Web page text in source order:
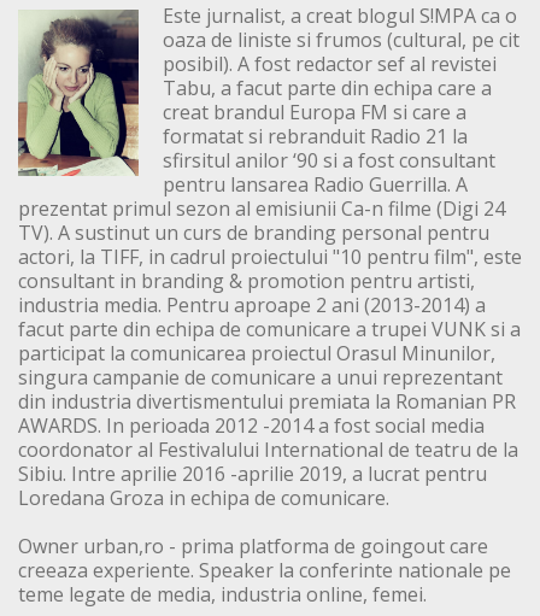
Este jurnalist, a creat blogul S!MPA ca o
oaza de liniste si frumos (cultural, pe cit
posibil). A fost redactor sef al revistei
Tabu, a facut parte din echipa care a
creat brandul Europa FM si care a
formatat si rebranduit Radio 21 la
sfirsitul anilor ‘90 si a fost consultant
pentru lansarea Radio Guerrilla. A
prezentat primul sezon al emisiunii Ca-n filme (Digi 24
TV). A sustinut un curs de branding personal pentru
actori, la TIFF, in cadrul proiectului "10 pentru film", este
consultant in branding & promotion pentru artisti,
industria media. Pentru aproape 2 ani (2013-2014) a
facut parte din echipa de comunicare a trupei VUNK si a
participat la comunicarea proiectul Orasul Minunilor,
singura campanie de comunicare a unui reprezentant
din industria divertismentului premiata la Romanian PR
AWARDS. In perioada 2012 -2014 a fost social media
coordonator al Festivalului International de teatru de la
Sibiu. Intre aprilie 2016 -aprilie 2019, a lucrat pentru
Loredana Groza in echipa de comunicare.
Owner urban,ro - prima platforma de goingout care
creeaza experiente. Speaker la conferinte nationale pe
teme legate de media, industria online, femei.